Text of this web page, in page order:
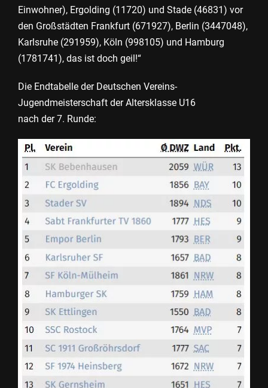
Einwohner), Ergolding (11720) und Stade (46831) vor
den Großstädten Frankfurt (671927), Berlin (3447048),
Karlsruhe (291959), Köln (998105) und Hamburg
(1781741), das ist doch geil!“
Die Endtabelle der Deutschen Vereins-
Jugendmeisterschaft der Altersklasse U16
nach der 7. Runde: